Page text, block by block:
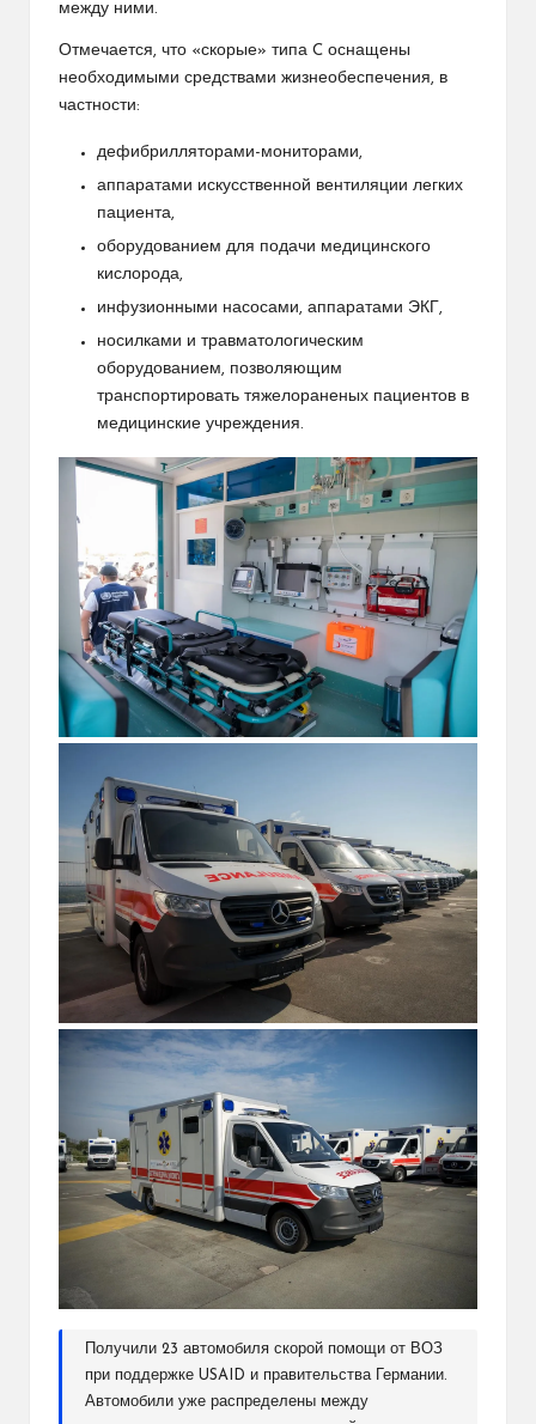
между ними.
Отмечается, что «скорые» типа C оснащены
необходимыми средствами жизнеобеспечения, в
частности:
дефибрилляторами-мониторами,
аппаратами искусственной вентиляции легких
пациента,
оборудованием для подачи медицинского
кислорода,
инфузионными насосами, аппаратами ЭКГ,
носилками и травматологическим
оборудованием, позволяющим
транспортировать тяжелораненых пациентов в
медицинские учреждения.
Получили 23 автомобиля скорой помощи от ВОЗ
при поддержке USAID и правительства Германии.
Автомобили уже распределены между